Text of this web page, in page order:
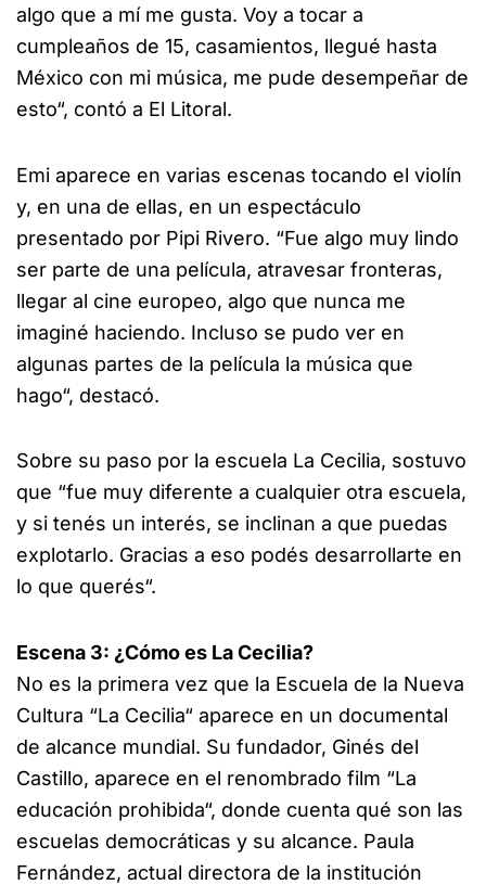
algo que a mí me gusta. Voy a tocar a
cumpleaños de 15, casamientos, llegué hasta
México con mi música, me pude desempeñar de
esto“, contó a El Litoral.
Emi aparece en varias escenas tocando el violín
y, en una de ellas, en un espectáculo
presentado por Pipi Rivero. “Fue algo muy lindo
ser parte de una película, atravesar fronteras,
llegar al cine europeo, algo que nunca me
imaginé haciendo. Incluso se pudo ver en
algunas partes de la película la música que
hago“, destacó.
Sobre su paso por la escuela La Cecilia, sostuvo
que “fue muy diferente a cualquier otra escuela,
y si tenés un interés, se inclinan a que puedas
explotarlo. Gracias a eso podés desarrollarte en
lo que querés“.
Escena 3: ¿Cómo es La Cecilia?
No es la primera vez que la Escuela de la Nueva
Cultura “La Cecilia“ aparece en un documental
de alcance mundial. Su fundador, Ginés del
Castillo, aparece en el renombrado film “La
educación prohibida“, donde cuenta qué son las
escuelas democráticas y su alcance. Paula
Fernández, actual directora de la institución